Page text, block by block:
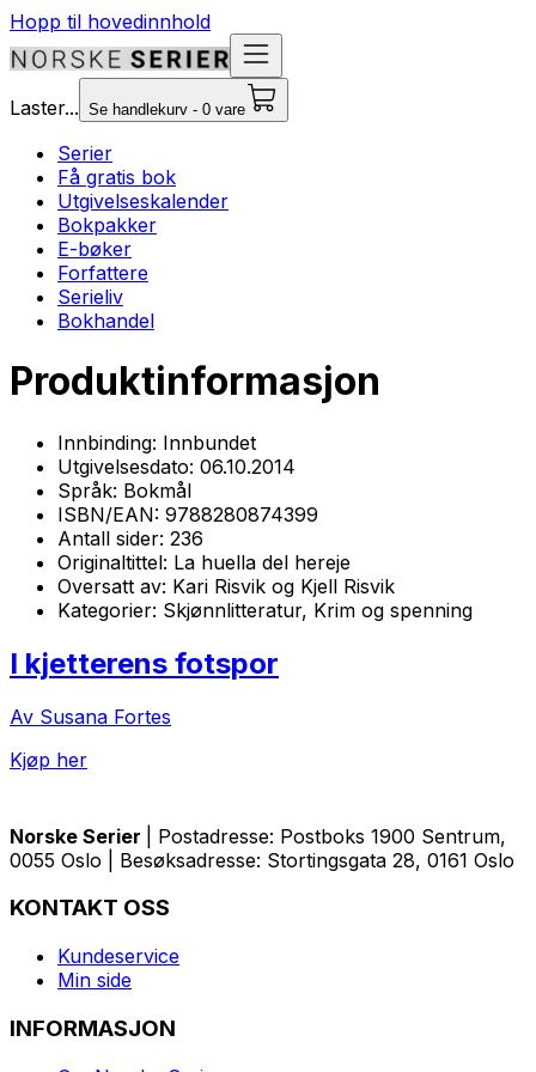
Hopp til hovedinnhold
Laster... Se handlekurv - 0 vare
Serier
Få gratis bok
Utgivelseskalender
Bokpakker
E-bøker
Forfattere
Serieliv
Bokhandel
Produktinformasjon
Innbinding: Innbundet
Utgivelsesdato: 06.10.2014
Språk: Bokmål
ISBN/EAN: 9788280874399
Antall sider: 236
Originaltittel: La huella del hereje
Oversatt av: Kari Risvik og Kjell Risvik
Kategorier: Skjønnlitteratur, Krim og spenning
I kjetterens fotspor
Av Susana Fortes
Kjøp her
Norske Serier
| Postadresse: Postboks 1900 Sentrum,
0055 Oslo | Besøksadresse: Stortingsgata 28, 0161 Oslo
KONTAKT OSS
Kundeservice
Min side
INFORMASJON